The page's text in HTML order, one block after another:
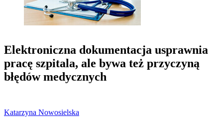
Elektroniczna dokumentacja usprawnia
pracę szpitala, ale bywa też przyczyną
błędów medycznych
Katarzyna Nowosielska